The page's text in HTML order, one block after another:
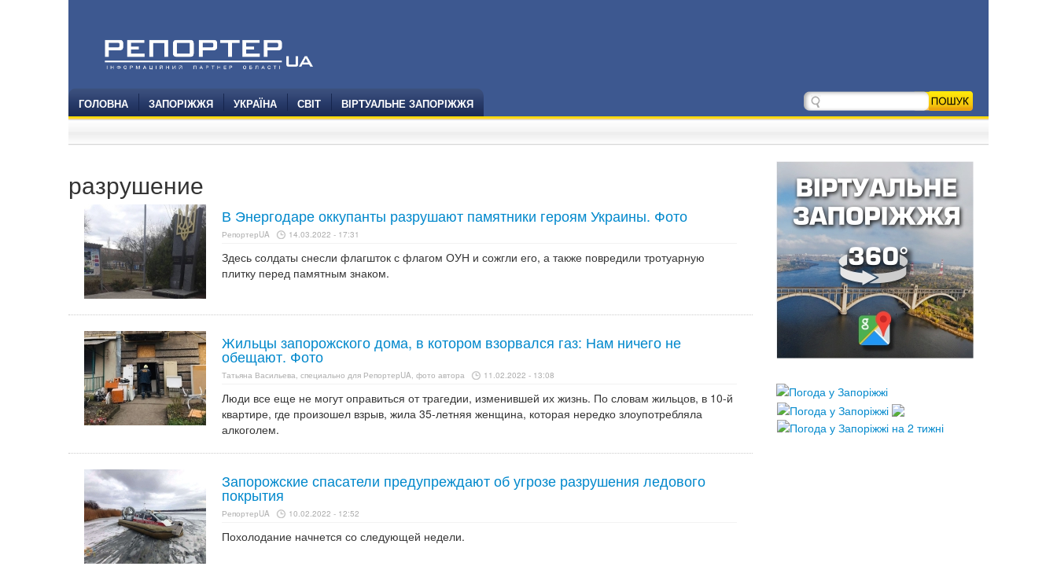
ГОЛОВНА ЗАПОРІЖЖЯ УКРАЇНА СВІТ ВІРТУАЛЬНЕ ЗАПОРІЖЖЯ
разрушение
В Энергодаре оккупанты разрушают памятники героям Украины. Фото
РепортерUA 14.03.2022 - 17:31
Здесь солдаты снесли флагшток с флагом ОУН и сожгли его, а также повредили тротуарную
плитку перед памятным знаком.
Жильцы запорожского дома, в котором взорвался газ: Нам ничего не
обещают. Фото
Татьяна Васильева, специально для РепортерUA, фото автора 11.02.2022 - 13:08
Люди все еще не могут оправиться от трагедии, изменившей их жизнь. По словам жильцов, в 10-й
квартире, где произошел взрыв, жила 35-летняя женщина, которая нередко злоупотребляла
алкоголем.
Запорожские спасатели предупреждают об угрозе разрушения ледового
покрытия
РепортерUA 10.02.2022 - 12:52
Похолодание начнется со следующей недели.